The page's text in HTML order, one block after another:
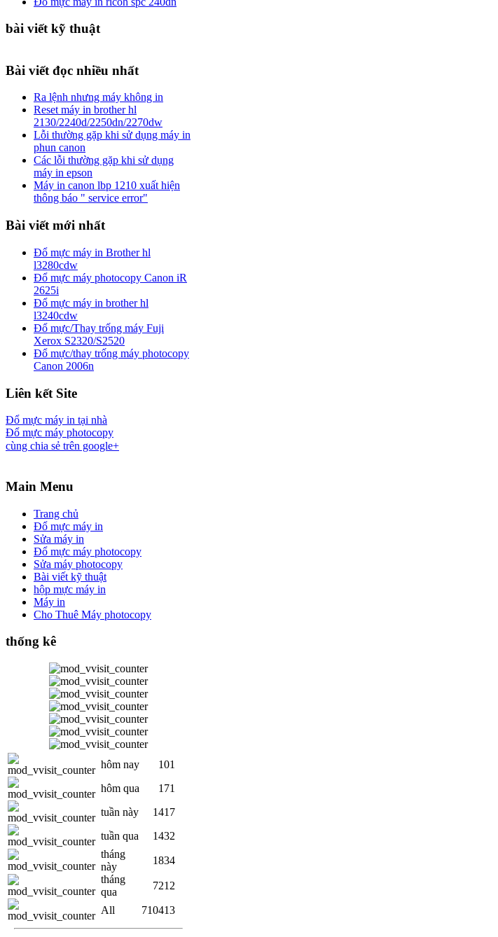
bài viết kỹ thuật
Bài viết đọc nhiều nhất
Ra lệnh nhưng máy không in
Reset máy in brother hl
2130/2240d/2250dn/2270dw
Lỗi thường gặp khi sử dụng máy in
phun canon
Các lỗi thường gặp khi sử dụng
máy in epson
Máy in canon lbp 1210 xuất hiện
thông báo " service error"
Bài viết mới nhất
Đổ mực máy in Brother hl
l3280cdw
Đổ mực máy photocopy Canon iR
2625i
Đổ mực máy in brother hl
l3240cdw
Đổ mực/Thay trống máy Fuji
Xerox S2320/S2520
Đổ mực/thay trống máy photocopy
Canon 2006n
Liên kết Site
Đổ mực máy in tại nhà
Đổ mực máy photocopy
cùng chia sẻ trên google+
Main Menu
Trang chủ
Đổ mực máy in
Sửa máy in
Đổ mực máy photocopy
Sửa máy photocopy
Bài viết kỹ thuật
hộp mực máy in
Máy in
Cho Thuê Máy photocopy
thống kê
hôm nay
101
hôm qua
171
tuần này
1417
tuần qua
1432
tháng
này
1834
tháng
qua
7212
All 710413